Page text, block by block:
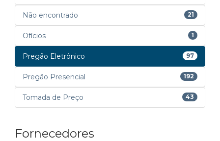
Não encontrado 21
Ofícios 1
Pregão Eletrônico 97
Pregão Presencial 192
Tomada de Preço 43
Fornecedores